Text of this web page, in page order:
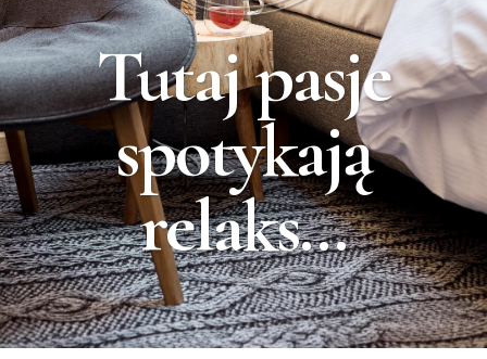
Tutaj pasje
spotykają
relaks...